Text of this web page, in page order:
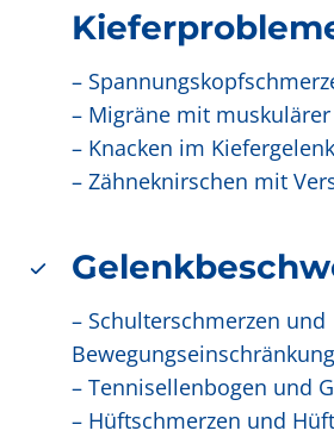
–
– Migräne mit
– Knacken im Kiefergelenk
– Zähneknirschen mit
– Schulterschmerzen und
– Tennisellenbogen und
– Hüftschmerzen und